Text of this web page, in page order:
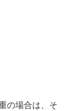
の場合は、そ